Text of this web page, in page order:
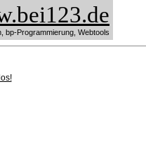
bp-Programmierung, Webtools